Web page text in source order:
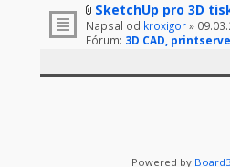
SketchUp pro 3D
Napsal od kroxigor»
Fórum: 3D CAD,
Powered by